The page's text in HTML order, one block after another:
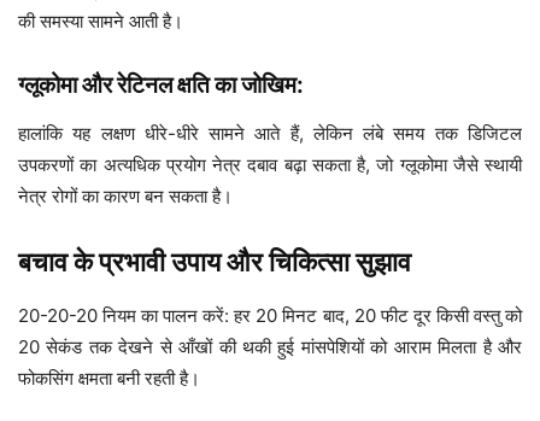
की समस्या सामने आती है।
ग्लूकोमा और रेटिनल क्षति का जोखिम:
हालांकि यह लक्षण धीरे-धीरे सामने आते हैं, लेकिन लंबे समय तक डिजिटल
उपकरणों का अत्यधिक प्रयोग नेत्र दबाव बढ़ा सकता है, जो ग्लूकोमा जैसे स्थायी
नेत्र रोगों का कारण बन सकता है।
बचाव के प्रभावी उपाय और चिकित्सा सुझाव
20-20-20 नियम का पालन करें: हर 20 मिनट बाद, 20 फीट दूर किसी वस्तु को
20 सेकंड तक देखने से आँखों की थकी हुई मांसपेशियों को आराम मिलता है और
फोकसिंग क्षमता बनी रहती है।